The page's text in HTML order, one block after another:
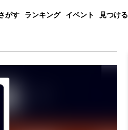
がす ランキング イベント 見つける